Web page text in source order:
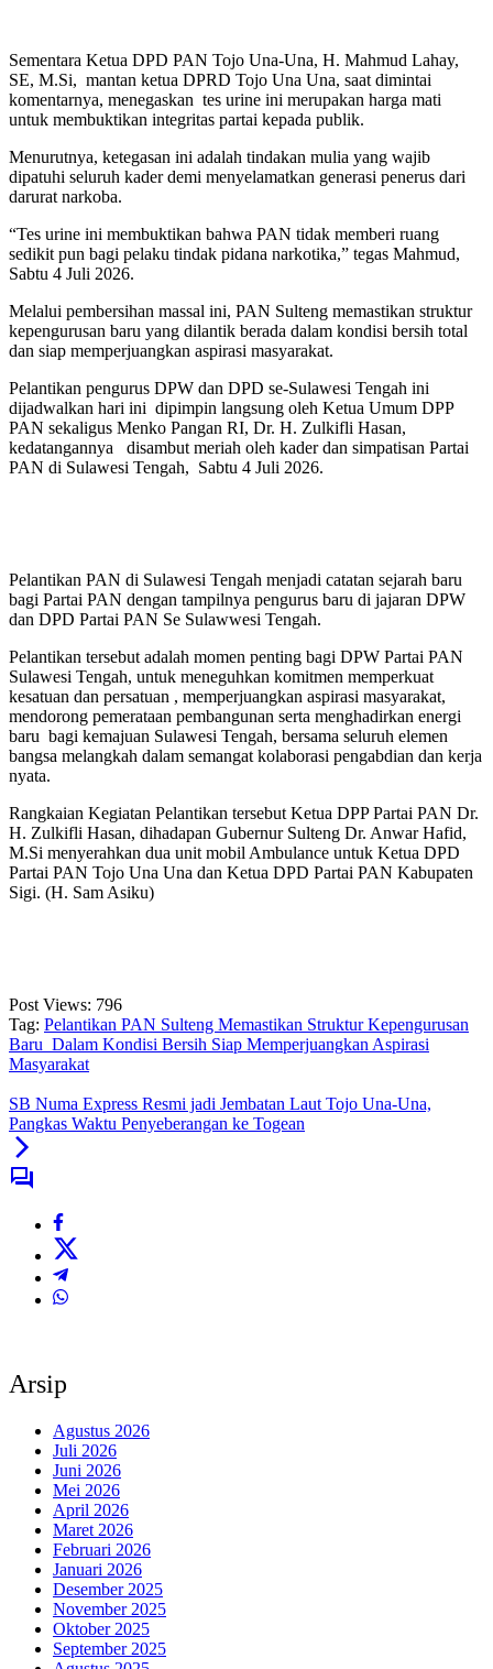
Sementara Ketua DPD PAN Tojo Una-Una, H. Mahmud Lahay,
SE, M.Si, mantan ketua DPRD Tojo Una Una, saat dimintai
komentarnya, menegaskan tes urine ini merupakan harga mati
untuk membuktikan integritas partai kepada publik.
Menurutnya, ketegasan ini adalah tindakan mulia yang wajib
dipatuhi seluruh kader demi menyelamatkan generasi penerus dari
darurat narkoba.
“Tes urine ini membuktikan bahwa PAN tidak memberi ruang
sedikit pun bagi pelaku tindak pidana narkotika,” tegas Mahmud,
Sabtu 4 Juli 2026.
Melalui pembersihan massal ini, PAN Sulteng memastikan struktur
kepengurusan baru yang dilantik berada dalam kondisi bersih total
dan siap memperjuangkan aspirasi masyarakat.
Pelantikan pengurus DPW dan DPD se-Sulawesi Tengah ini
dijadwalkan hari ini dipimpin langsung oleh Ketua Umum DPP
PAN sekaligus Menko Pangan RI, Dr. H. Zulkifli Hasan,
kedatangannya disambut meriah oleh kader dan simpatisan Partai
PAN di Sulawesi Tengah, Sabtu 4 Juli 2026.
Pelantikan PAN di Sulawesi Tengah menjadi catatan sejarah baru
bagi Partai PAN dengan tampilnya pengurus baru di jajaran DPW
dan DPD Partai PAN Se Sulawwesi Tengah.
Pelantikan tersebut adalah momen penting bagi DPW Partai PAN
Sulawesi Tengah, untuk meneguhkan komitmen memperkuat
kesatuan dan persatuan , memperjuangkan aspirasi masyarakat,
mendorong pemerataan pembangunan serta menghadirkan energi
baru bagi kemajuan Sulawesi Tengah, bersama seluruh elemen
bangsa melangkah dalam semangat kolaborasi pengabdian dan kerja
nyata.
Rangkaian Kegiatan Pelantikan tersebut Ketua DPP Partai PAN Dr.
H. Zulkifli Hasan, dihadapan Gubernur Sulteng Dr. Anwar Hafid,
M.Si menyerahkan dua unit mobil Ambulance untuk Ketua DPD
Partai PAN Tojo Una Una dan Ketua DPD Partai PAN Kabupaten
Sigi. (H. Sam Asiku)
Post Views: 796
Tag: Pelantikan PAN Sulteng Memastikan Struktur Kepengurusan
Baru Dalam Kondisi Bersih Siap Memperjuangkan Aspirasi
Masyarakat
SB Numa Express Resmi jadi Jembatan Laut Tojo Una-Una,
Pangkas Waktu Penyeberangan ke Togean
Arsip
Agustus 2026
Juli 2026
Juni 2026
Mei 2026
April 2026
Maret 2026
Februari 2026
Januari 2026
Desember 2025
November 2025
Oktober 2025
September 2025